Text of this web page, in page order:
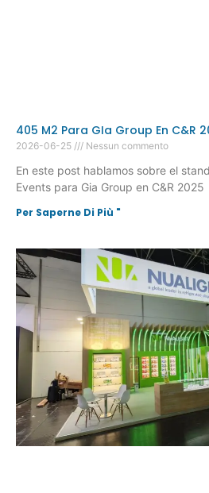
405 M2 Para GIa Group En C&R
2026-06-25 Nessun commento
En este post hablamos sobre el
Events para Gia Group en C&R 2025
Per Saperne Di Più "